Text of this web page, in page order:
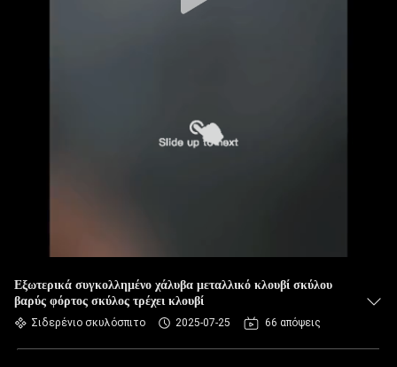
Εξωτερικά συγκολλημένο χάλυβα μεταλλικό κλουβί σκύλου
βαρύς φόρτος σκύλος τρέχει κλουβί
Σιδερένιο σκυλόσπιτο 2025-07-25 66 απόψεις